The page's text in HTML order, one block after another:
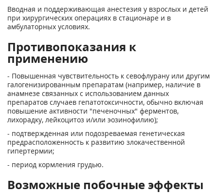
Вводная и поддерживающая анестезия у взрослых и детей
при хирургических операциях в стационаре и в
амбулаторных условиях.
Противопоказания к
применению
- Повышенная чувствительность к севофлурану или другим
галогенизированным препаратам (например, наличие в
анамнезе связанных с использованием данных
препаратов случаев гепатотоксичности, обычно включая
повышение активности "печеночных" ферментов,
лихорадку, лейкоцитоз и/или эозинофилию);
- подтвержденная или подозреваемая генетическая
предрасположенность к развитию злокачественной
гипертермии;
- период кормления грудью.
Возможные побочные эффекты